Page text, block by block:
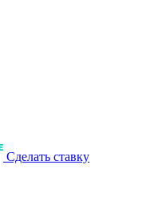
Сделать ставку